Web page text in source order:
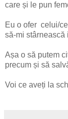
care și le pun
Eu o ofer celui/
să-mi stârnească
Așa o să putem
precum și să
Voi ce aveți la